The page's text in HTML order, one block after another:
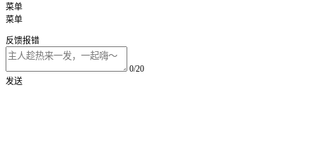
菜单
菜单
反馈报错
0/20
发送